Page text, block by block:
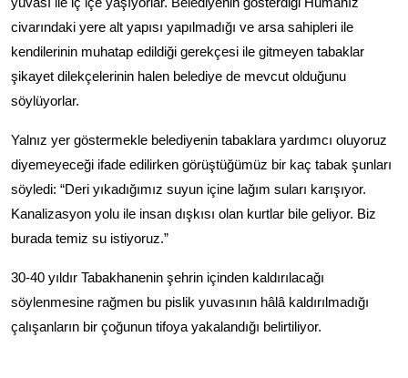
civarındaki yere alt yapısı yapılmadığı ve arsa sahipleri ile
kendilerinin muhatap edildiği gerekçesi ile gitmeyen tabaklar
şikayet dilekçelerinin halen belediye de mevcut olduğunu
söylüyorlar.
Yalnız yer göstermekle belediyenin tabaklara yardımcı oluyoruz
diyemeyeceği ifade edilirken görüştüğümüz bir kaç tabak şunları
söyledi: “Deri yıkadığımız suyun içine lağım suları karışıyor.
Kanalizasyon yolu ile insan dışkısı olan kurtlar bile geliyor. Biz
burada temiz su istiyoruz.”
30-40 yıldır Tabakhanenin şehrin içinden kaldırılacağı
söylenmesine rağmen bu pislik yuvasının hâlâ kaldırılmadığı
çalışanların bir çoğunun tifoya yakalandığı belirtiliyor.